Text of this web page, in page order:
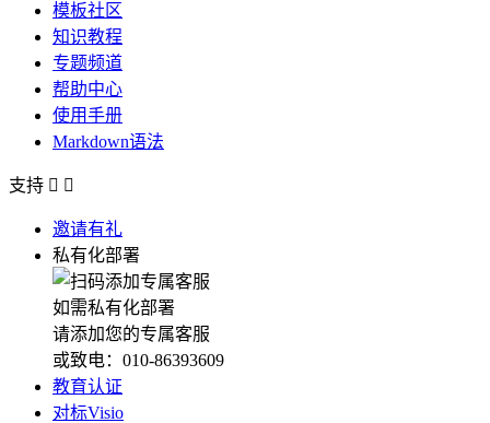
模板社区
知识教程
专题频道
帮助中心
使用手册
Markdown语法
支持  
邀请有礼
私有化部署
如需私有化部署
请添加您的专属客服
或致电：010-86393609
教育认证
对标Visio